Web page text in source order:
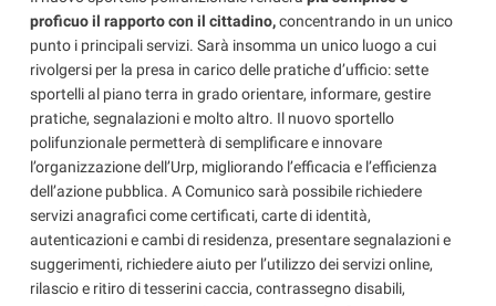
proficuo il rapporto con il cittadino,concentrando in un unico
punto i principali servizi. Sarà insomma un unico luogo a cui
rivolgersi per la presa in carico delle pratiche d’ufficio: sette
sportelli al piano terra in grado orientare, informare, gestire
pratiche, segnalazioni e molto altro. Il nuovo sportello
polifunzionale permetterà di semplificare e innovare
l’organizzazione dell’Urp, migliorando l’efficacia e l’efficienza
dell’azione pubblica. A Comunico sarà possibile richiedere
servizi anagrafici come certificati, carte di identità,
autenticazioni e cambi di residenza, presentare segnalazioni e
suggerimenti, richiedere aiuto per l’utilizzo dei servizi online,
rilascio e ritiro di tesserini caccia, contrassegno disabili,